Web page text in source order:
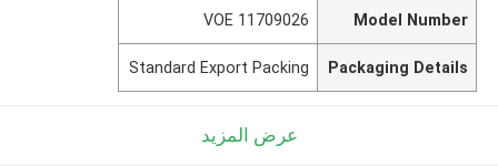
Model Number
VOE 11709026
Packaging Details
Standard Export Packing
عرض المزيد